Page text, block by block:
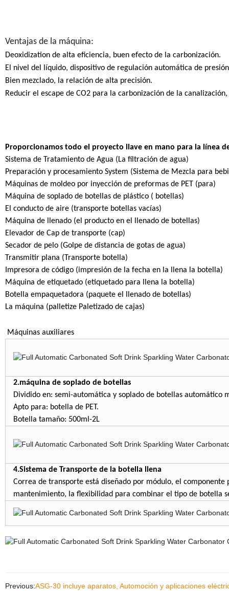
Ventajas de la máquina:
Deoxidization de alta eficiencia, buen efecto de la carbonización.
El nivel del líquido, dispositivo de regulación automática de
Bien mezclado, la relación de alta precisión.
Reducir el escape de CO2 para la carbonización de la
Proporcionamos todo el proyecto llave en mano para la línea
Sistema de Tratamiento de Agua (La filtración de agua)
Preparación y procesamiento System (Sistema de Mezcla para
Máquinas de moldeo por inyección de preformas de PET (para)
Máquina de soplado de botellas de plástico ( botellas)
El conducto de aire (transporte botellas vacías)
Máquina de llenado (el producto en el llenado de botellas)
Elevador de Cap de transporte (cap)
Secador de pelo (Golpe de distancia de gotas de agua)
Transmitir plana (Transporte botella)
Impresora de código (impresión de la fecha en la llena la botella)
Máquina de etiquetado (etiquetado para llena la botella)
Botella empaquetadora (paquete el llenado de botellas)
La máquina (palletize Paletizado de cajas)
Máquinas auxiliares
2.máquina de soplado de botellas
Dividido en: semi-automática y soplado de botellas automático
Apto para: botella de PET.
Botella tamaño: 500ml-2L
4.Sistema de Transporte de la botella llena
Correa de transporte está diseñado por módulo, el
mantenimiento, la flexibilidad para combinar el tipo de botella
Previous:ASG-30 incluye aparatos, Automoción y aplicaciones